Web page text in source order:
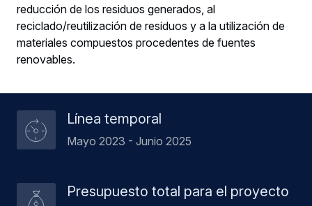
reducción de los residuos generados, al
reciclado/reutilización de residuos y a la utilización de
materiales compuestos procedentes de fuentes
renovables.
Línea temporal
Mayo 2023 - Junio 2025
Presupuesto total para el proyecto